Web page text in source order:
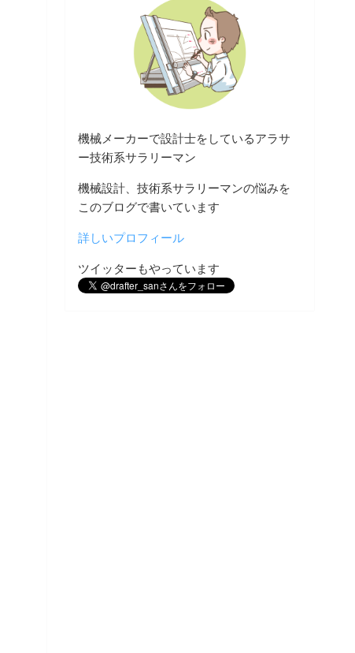
機械メーカーで設計士をしているアラサ
ー技術系サラリーマン
機械設計、技術系サラリーマンの悩みを
このブログで書いています
詳しいプロフィール
ツイッターもやっています